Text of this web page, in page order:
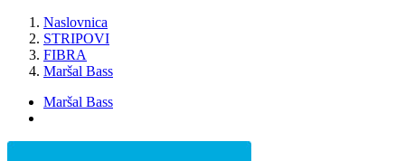
Naslovnica
STRIPOVI
FIBRA
Maršal Bass
Maršal Bass